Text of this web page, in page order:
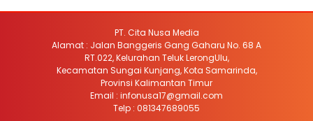
PT. Cita Nusa Media
Alamat : Jalan Banggeris Gang Gaharu No. 68 A
RT.022, Kelurahan Teluk LerongUlu,
Kecamatan Sungai Kunjang, Kota Samarinda,
Provinsi Kalimantan Timur
Email : infonusa17@gmail.com
Telp : 081347689055